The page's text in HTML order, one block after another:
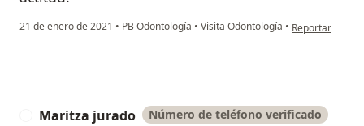
21 de enero de 2021 • PB Odontología • Visita Odontología • en opinión del
Reportar
Maritza jurado Número de teléfono verificado